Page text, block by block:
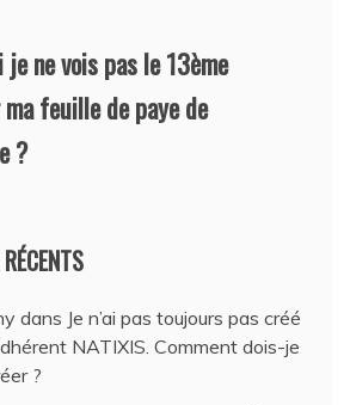
je ne vois pas le 13ème
feuille de paye de
?
dans Je n’ai pas toujours pas créé
NATIXIS. Comment dois-je
?